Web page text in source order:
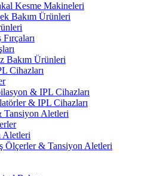
Kesme Makineleri
Bakım Ürünleri
Bakım Ürünleri
Cihazları
& IPL Cihazları
& IPL Cihazları
Tansiyon Aletleri
Aletleri
Ölçerler & Tansiyon Aletleri